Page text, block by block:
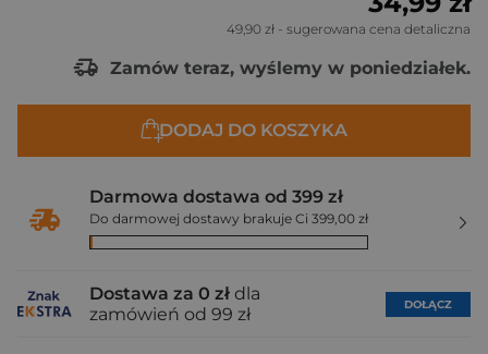
49,90 zł - sugerowana cena detaliczna
Zamów teraz, wyślemy w poniedziałek.
DODAJ DO KOSZYKA
Darmowa dostawa od 399 zł
Do darmowej dostawy brakuje Ci 399,00 zł
Dostawa za 0 zł dla
zamówień od 99 zł
DOŁĄCZ